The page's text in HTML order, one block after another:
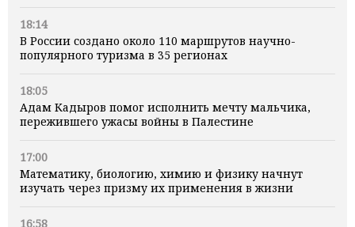
18:14
В России создано около 110 маршрутов научно-
популярного туризма в 35 регионах
18:05
Адам Кадыров помог исполнить мечту мальчика,
пережившего ужасы войны в Палестине
17:00
Математику, биологию, химию и физику начнут
изучать через призму их применения в жизни
16:58